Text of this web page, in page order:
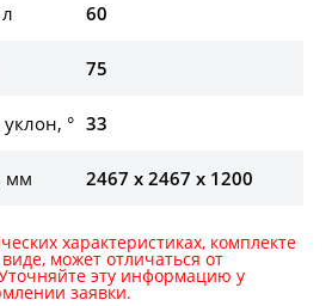
60
75
° 33
мм 2467 x 2467 x 1200
характеристиках, комплекте
может отличаться от
эту информацию у
заявки.